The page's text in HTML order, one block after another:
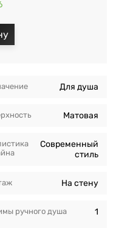
Для душа
Матовая
Современный
стиль
На стену
ручного душа 1